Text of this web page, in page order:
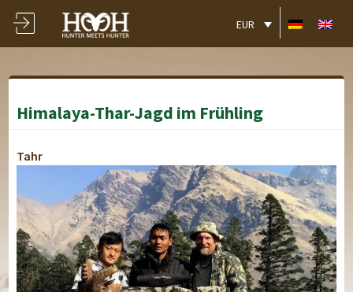
EUR
Himalaya-Thar-Jagd im Frühling
Tahr